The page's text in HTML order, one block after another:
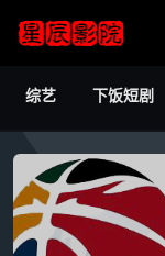
综艺 下饭短剧